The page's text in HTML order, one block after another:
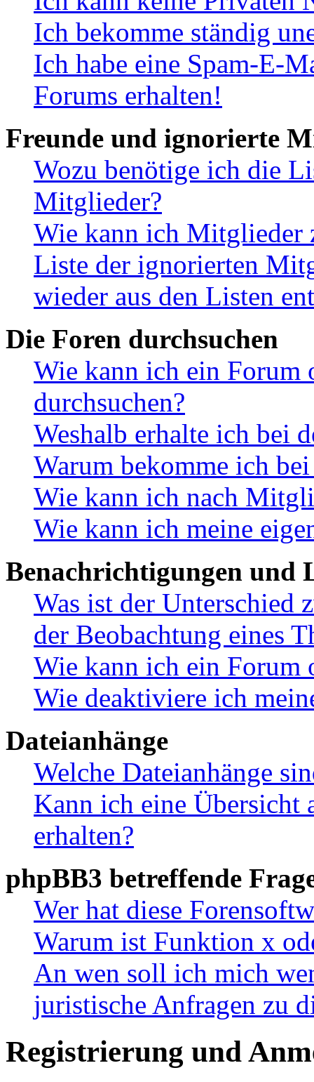
Ich bekomme ständig
Ich habe eine Spam-E-
Forums erhalten!
Freunde und ignorierte
Wozu benötige ich die
Mitglieder?
Wie kann ich Mitglieder
Liste der ignorierten
wieder aus den Listen
Die Foren durchsuchen
Wie kann ich ein Forum
durchsuchen?
Weshalb erhalte ich bei
Warum bekomme ich
Wie kann ich nach
Wie kann ich meine
Benachrichtigungen und
Was ist der Unterschied
der Beobachtung eines
Wie kann ich ein Forum
Wie deaktiviere ich
Dateianhänge
Welche Dateianhänge
Kann ich eine Übersicht
erhalten?
phpBB3 betreffende
Wer hat diese
Warum ist Funktion x
An wen soll ich mich
juristische Anfragen zu
Registrierung und